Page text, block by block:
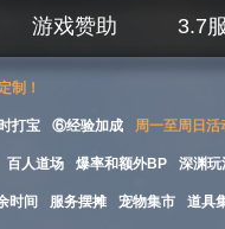
游戏赞助 3.7
制！
打宝 ⑥经验加成 周一至周日活
百人道场 爆率和额外BP 深渊玩
时间 服务摆摊 宠物集市 道具